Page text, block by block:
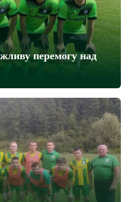
перемогу над